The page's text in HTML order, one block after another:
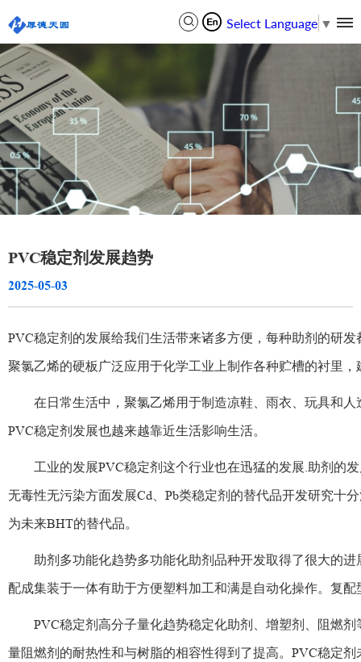
Select Language ▼
PVC稳定剂发展趋势
2025-05-03
PVC稳定剂的发展给我们生活带来诸多方便，每种助剂的研
聚氯乙烯的硬板广泛应用于化学工业上制作各种贮槽的衬里
在日常生活中，聚氯乙烯用于制造凉鞋、雨衣、玩具和人
PVC稳定剂发展也越来越靠近生活影响生活。
工业的发展PVC稳定剂这个行业也在迅猛的发展.助剂的发
无毒性无污染方面发展Cd、Pb类稳定剂的替代品开发研究十
为未来BHT的替代品。
助剂多功能化趋势多功能化助剂品种开发取得了很大的进
配成集装于一体有助于方便塑料加工和满是自动化操作。复
PVC稳定剂高分子量化趋势稳定化助剂、增塑剂、阻燃剂
量阻燃剂的耐热性和与树脂的相容性得到了提高。PVC稳定